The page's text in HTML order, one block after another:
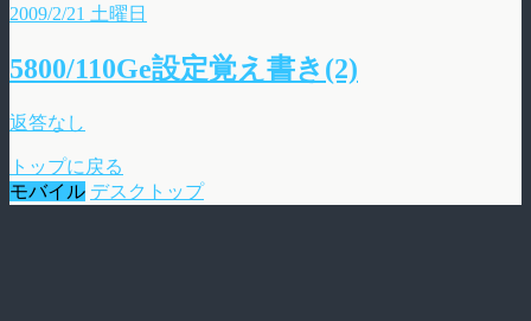
2009/2/21 土曜日
5800/110Ge設定覚え書き(2)
返答なし
トップに戻る
モバイル デスクトップ